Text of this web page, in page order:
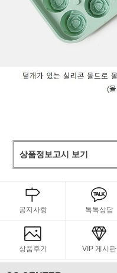
상품정보고시 보기
공지사항 톡톡상담
상품후기 VIP 게시판